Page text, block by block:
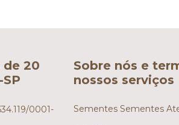
de 20
0001-
Sobre nós e
nossos serviços
Sementes Sementes